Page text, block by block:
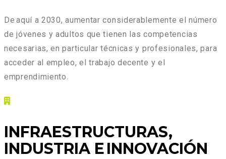
De aquí a 2030, aumentar considerablemente el número
de jóvenes y adultos que tienen las competencias
necesarias, en particular técnicas y profesionales, para
acceder al empleo, el trabajo decente y el
emprendimiento.
INFRAESTRUCTURAS,
INDUSTRIA E INNOVACIÓN